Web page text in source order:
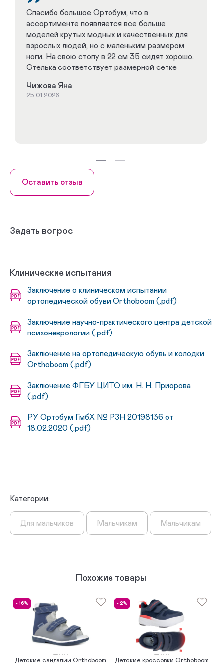
Спасибо большое Ортобум, что в
ассортименте появляется все больше
моделей крутых модных и качественных для
взрослых людей, но с маленьким размером
ноги. На свою стопу в 22 см 35 сидят хорошо.
Стелька соответствует размерной сетке
Чижова Яна
25.01.2026
Оставить отзыв
Задать вопрос
Клинические испытания
Заключение о клиническом испытании
ортопедической обуви Orthoboom (.pdf)
Заключение научно-практического центра детской
психоневрологии (.pdf)
Заключение на ортопедическую обувь и колодки
Orthoboom (.pdf)
Заключение ФГБУ ЦИТО им. Н. Н. Приорова
(.pdf)
РУ Ортобум ГмбХ № РЗН 20198136 от
18.02.2020 (.pdf)
Категории:
Для мальчиков Мальчикам Мальчикам
Похожие товары
- 16%
Детские сандалии Orthoboom
- 2%
Детские кроссовки Orthoboom